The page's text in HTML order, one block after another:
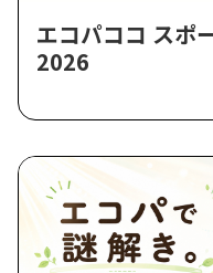
エコパココ スポ
2026